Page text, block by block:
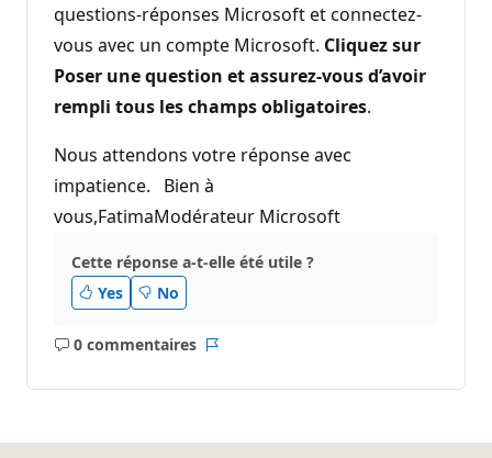
questions-réponses Microsoft et connectez-
vous avec un compte Microsoft. Cliquez sur
Poser une question et assurez-vous d’avoir
rempli tous les champs obligatoires.
Nous attendons votre réponse avec
impatience. Bien à
vous,FatimaModérateur Microsoft
Cette réponse a-t-elle été utile ?
Yes
No
0 commentaires
Aucun